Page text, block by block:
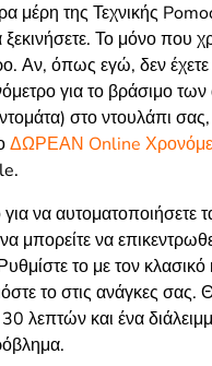
μέρη της Τεχνικής
Το μόνο που
Αν, όπως εγώ, δεν
για το βράσιμο
στο ντουλάπι
ΔΩΡΕΑΝ Online
να αυτοματοποιήσετε
μπορείτε να
το με τον
το στις ανάγκες σας.
λεπτών και ένα